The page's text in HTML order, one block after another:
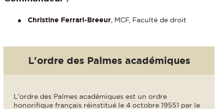
Christine Ferrari-Breeur, MCF, Faculté de droit
L'ordre des Palmes académiques
L'ordre des Palmes académiques est un ordre
honorifique français réinstitué le 4 octobre 19551 par le